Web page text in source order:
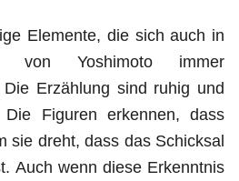
Elemente, die sich auch in
von Yoshimoto immer
Erzählung sind ruhig und
Die Figuren erkennen, dass
sie dreht, dass das Schicksal
Auch wenn diese Erkenntnis